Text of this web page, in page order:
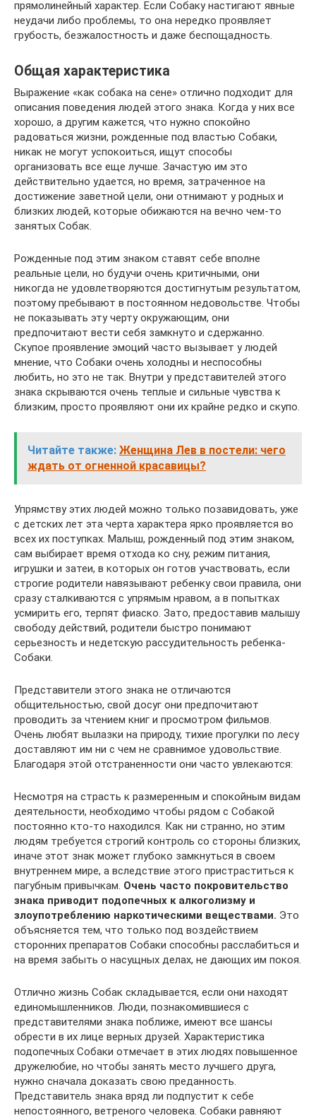
прямолинейный характер. Если Собаку настигают явные
неудачи либо проблемы, то она нередко проявляет
грубость, безжалостность и даже беспощадность.
Общая характеристика
Выражение «как собака на сене» отлично подходит для
описания поведения людей этого знака. Когда у них все
хорошо, а другим кажется, что нужно спокойно
радоваться жизни, рожденные под властью Собаки,
никак не могут успокоиться, ищут способы
организовать все еще лучше. Зачастую им это
действительно удается, но время, затраченное на
достижение заветной цели, они отнимают у родных и
близких людей, которые обижаются на вечно чем-то
занятых Собак.
Рожденные под этим знаком ставят себе вполне
реальные цели, но будучи очень критичными, они
никогда не удовлетворяются достигнутым результатом,
поэтому пребывают в постоянном недовольстве. Чтобы
не показывать эту черту окружающим, они
предпочитают вести себя замкнуто и сдержанно.
Скупое проявление эмоций часто вызывает у людей
мнение, что Собаки очень холодны и неспособны
любить, но это не так. Внутри у представителей этого
знака скрываются очень теплые и сильные чувства к
близким, просто проявляют они их крайне редко и скупо.
Читайте также: Женщина Лев в постели: чего
ждать от огненной красавицы?
Упрямству этих людей можно только позавидовать, уже
с детских лет эта черта характера ярко проявляется во
всех их поступках. Малыш, рожденный под этим знаком,
сам выбирает время отхода ко сну, режим питания,
игрушки и затеи, в которых он готов участвовать, если
строгие родители навязывают ребенку свои правила, они
сразу сталкиваются с упрямым нравом, а в попытках
усмирить его, терпят фиаско. Зато, предоставив малышу
свободу действий, родители быстро понимают
серьезность и недетскую рассудительность ребенка-
Собаки.
Представители этого знака не отличаются
общительностью, свой досуг они предпочитают
проводить за чтением книг и просмотром фильмов.
Очень любят вылазки на природу, тихие прогулки по лесу
доставляют им ни с чем не сравнимое удовольствие.
Благодаря этой отстраненности они часто увлекаются:
Несмотря на страсть к размеренным и спокойным видам
деятельности, необходимо чтобы рядом с Собакой
постоянно кто-то находился. Как ни странно, но этим
людям требуется строгий контроль со стороны близких,
иначе этот знак может глубоко замкнуться в своем
внутреннем мире, а вследствие этого пристраститься к
пагубным привычкам. Очень часто покровительство
знака приводит подопечных к алкоголизму и
злоупотреблению наркотическими веществами. Это
объясняется тем, что только под воздействием
сторонних препаратов Собаки способны расслабиться и
на время забыть о насущных делах, не дающих им покоя.
Отлично жизнь Собак складывается, если они находят
единомышленников. Люди, познакомившиеся с
представителями знака поближе, имеют все шансы
обрести в их лице верных друзей. Характеристика
подопечных Собаки отмечает в этих людях повышенное
дружелюбие, но чтобы занять место лучшего друга,
нужно сначала доказать свою преданность.
Представитель знака вряд ли подпустит к себе
непостоянного, ветреного человека. Собаки равняют